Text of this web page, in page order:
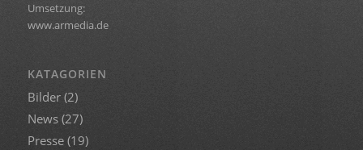
Umsetzung:
www.armedia.de
KATAGORIEN
Bilder(2)
News(27)
Presse(19)